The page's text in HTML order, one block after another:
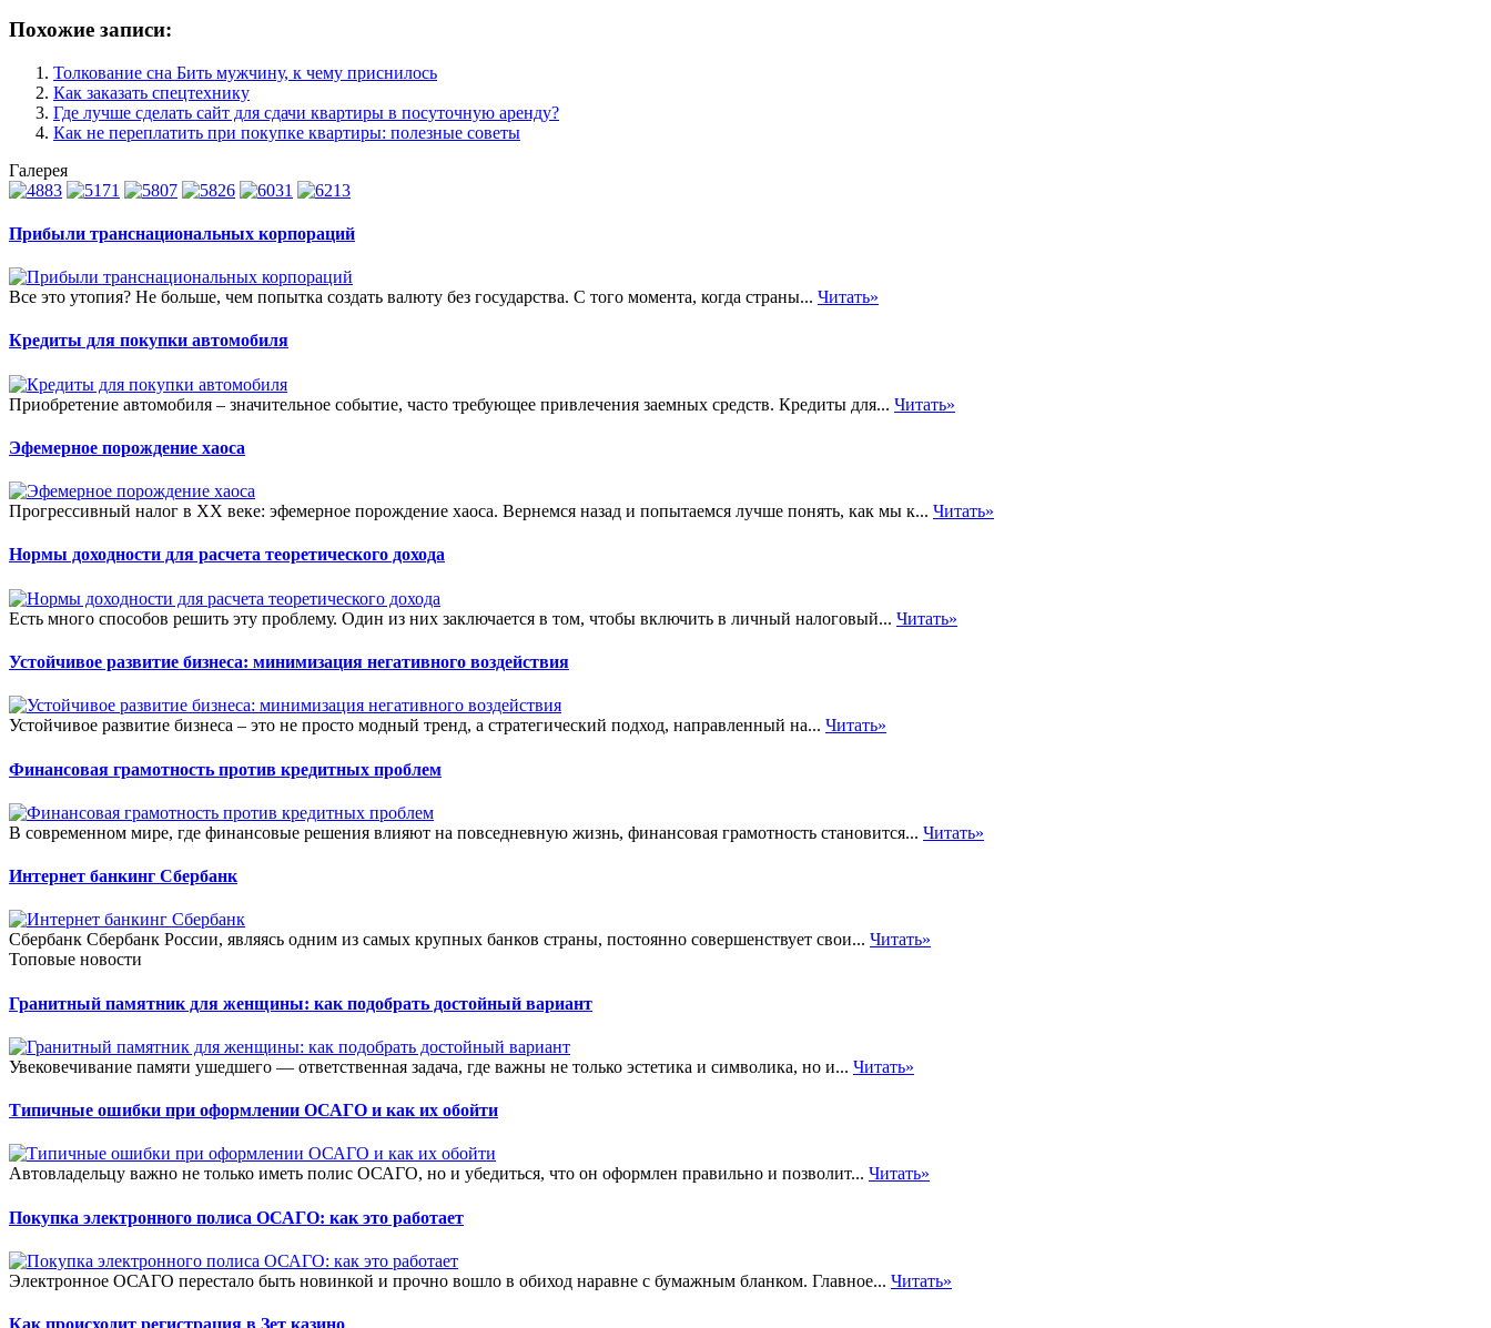
Похожие записи:
Толкование сна Бить мужчину, к чему приснилось
Как заказать спецтехнику
Где лучше сделать сайт для сдачи квартиры в посуточную аренду?
Как не переплатить при покупке квартиры: полезные советы
Галерея
Прибыли транснациональных корпораций
Все это утопия? Не больше, чем попытка создать валюту без государства. С того момента, когда страны... Читать»
Кредиты для покупки автомобиля
Приобретение автомобиля – значительное событие, часто требующее привлечения заемных средств. Кредиты для... Читать»
Эфемерное порождение хаоса
Прогрессивный налог в XX веке: эфемерное порождение хаоса. Вернемся назад и попытаемся лучше понять, как мы к... Читать»
Нормы доходности для расчета теоретического дохода
Есть много способов решить эту проблему. Один из них заключается в том, чтобы включить в личный налоговый... Читать»
Устойчивое развитие бизнеса: минимизация негативного воздействия
Устойчивое развитие бизнеса – это не просто модный тренд, а стратегический подход, направленный на... Читать»
Финансовая грамотность против кредитных проблем
В современном мире, где финансовые решения влияют на повседневную жизнь, финансовая грамотность становится... Читать»
Интернет банкинг Сбербанк
Сбербанк Сбербанк России, являясь одним из самых крупных банков страны, постоянно совершенствует свои... Читать»
Топовые новости
Гранитный памятник для женщины: как подобрать достойный вариант
Увековечивание памяти ушедшего — ответственная задача, где важны не только эстетика и символика, но и... Читать»
Типичные ошибки при оформлении ОСАГО и как их обойти
Автовладельцу важно не только иметь полис ОСАГО, но и убедиться, что он оформлен правильно и позволит... Читать»
Покупка электронного полиса ОСАГО: как это работает
Электронное ОСАГО перестало быть новинкой и прочно вошло в обиход наравне с бумажным бланком. Главное... Читать»